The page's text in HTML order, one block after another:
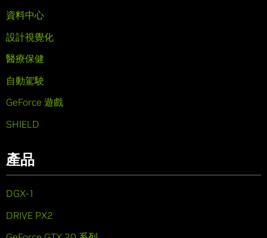
資料中心
設計視覺化
醫療保健
自動駕駛
GeForce 遊戲
SHIELD
產品
DGX-1
DRIVE PX2